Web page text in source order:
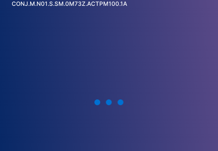
CONJ.M.N01.S.SM.0M73Z.ACTPM100.1A